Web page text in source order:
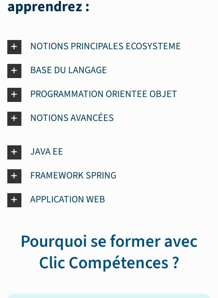
apprendrez :
NOTIONS PRINCIPALES ECOSYSTEME
BASE DU LANGAGE
PROGRAMMATION ORIENTEE OBJET
NOTIONS AVANCÉES
JAVA EE
FRAMEWORK SPRING
APPLICATION WEB
Pourquoi se former avec
Clic Compétences ?